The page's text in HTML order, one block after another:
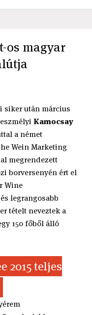
os magyar
siker után március
Kamocsay
a német
Wein Marketing
megrendezett
borversenyén ért el
Wine
legrangosabb
tételt neveztek a
150 főből álló
2015 teljes